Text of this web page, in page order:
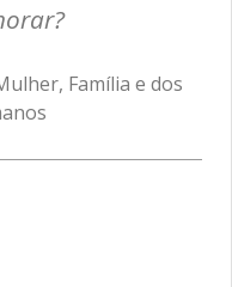
Família e dos